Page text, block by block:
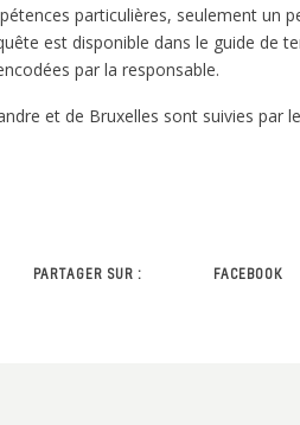
particulières, seulement un
est disponible dans le guide de
par la responsable.
et de Bruxelles sont suivies par
PARTAGER SUR : FACEBOOK